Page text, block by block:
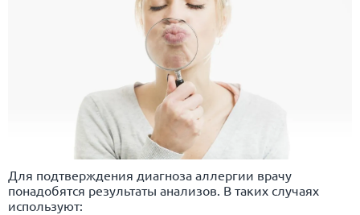
Для подтверждения диагноза аллергии врачу
понадобятся результаты анализов. В таких случаях
используют: